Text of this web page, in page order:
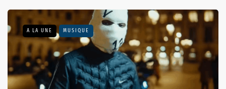
A LA UNE MUSIQUE